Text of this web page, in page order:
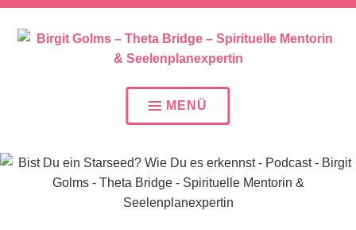
BIRGIT GOLMS – THETA
BRIDGE – SPIRITUELLE
MENTORIN &
SEELENPLANEXPERTIN
MENÜ